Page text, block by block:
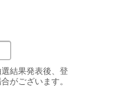
結果発表後、登
がございます。